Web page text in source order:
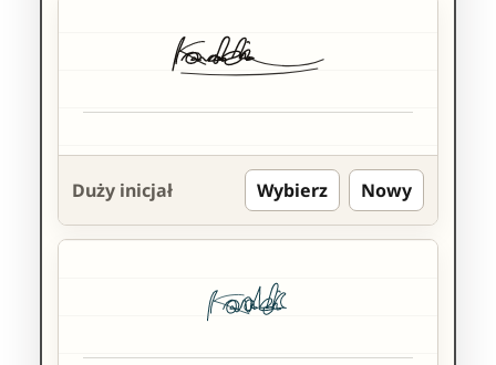
Duży inicjał Wybierz Nowy